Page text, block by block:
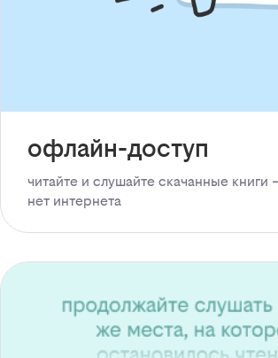
офлайн-доступ
читайте и слушайте скачанные книги
нет интернета